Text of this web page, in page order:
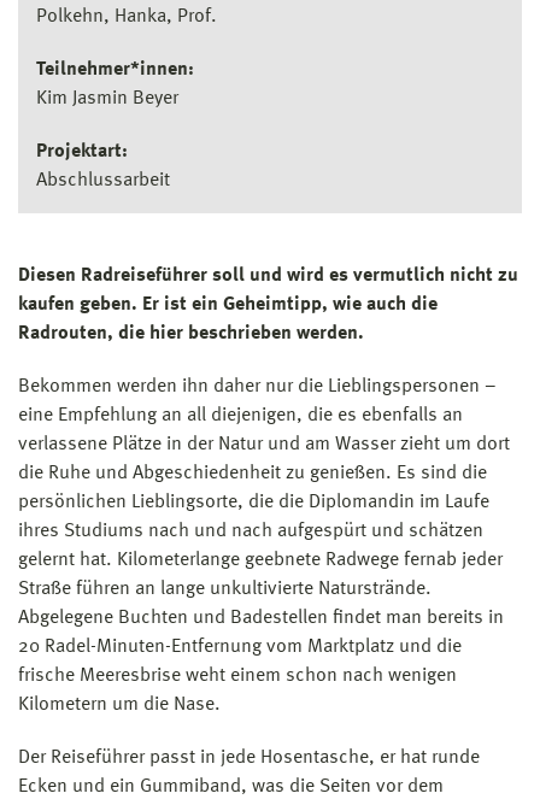
Polkehn, Hanka, Prof.
Teilnehmer*innen:
Kim Jasmin Beyer
Projektart:
Abschlussarbeit
Diesen Radreiseführer soll und wird es vermutlich nicht zu
kaufen geben. Er ist ein Geheimtipp, wie auch die
Radrouten, die hier beschrieben werden.
Bekommen werden ihn daher nur die Lieblingspersonen –
eine Empfehlung an all diejenigen, die es ebenfalls an
verlassene Plätze in der Natur und am Wasser zieht um dort
die Ruhe und Abgeschiedenheit zu genießen. Es sind die
persönlichen Lieblingsorte, die die Diplomandin im Laufe
ihres Studiums nach und nach aufgespürt und schätzen
gelernt hat. Kilometerlange geebnete Radwege fernab jeder
Straße führen an lange unkultivierte Naturstrände.
Abgelegene Buchten und Badestellen findet man bereits in
20 Radel-Minuten-Entfernung vom Marktplatz und die
frische Meeresbrise weht einem schon nach wenigen
Kilometern um die Nase.
Der Reiseführer passt in jede Hosentasche, er hat runde
Ecken und ein Gummiband, was die Seiten vor dem